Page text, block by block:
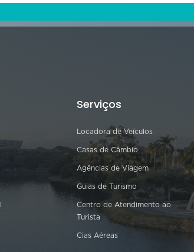
Serviços
Locadora de Veículos
Casas de Câmbio
Agências de Viagem
Guias de Turismo
Centro de Atendimento ao
Turista
Cias Aéreas